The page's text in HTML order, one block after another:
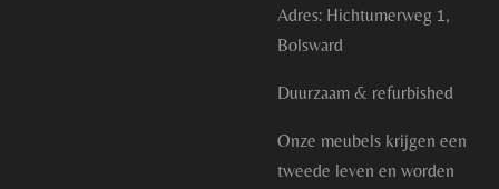
Adres: Hichtumerweg 1,
Bolsward
Duurzaam & refurbished
Onze meubels krijgen een
tweede leven en worden